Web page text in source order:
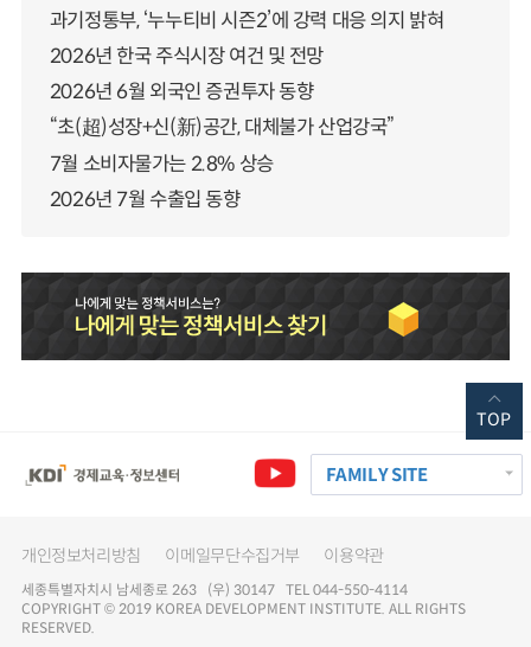
과기정통부, ‘누누티비 시즌2’에 강력 대응 의지 밝혀
2026년 한국 주식시장 여건 및 전망
2026년 6월 외국인 증권투자 동향
“초(超)성장+신(新)공간, 대체불가 산업강국”
7월 소비자물가는 2.8% 상승
2026년 7월 수출입 동향
FAMILY SITE
개인정보처리방침 이메일무단수집거부 이용약관
세종특별자치시 남세종로 263 (우) 30147 TEL 044-550-4114
COPYRIGHT © 2019 KOREA DEVELOPMENT INSTITUTE. ALL RIGHTS
RESERVED.
TOP